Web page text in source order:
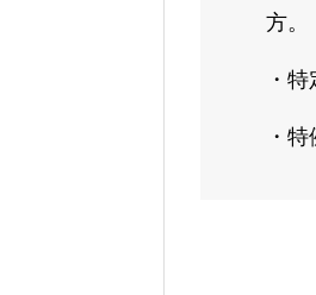
方。
・
・